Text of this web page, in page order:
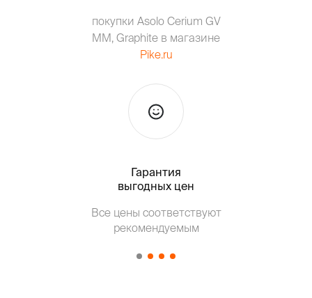
покупки Asolo Cerium GV
MM, Graphite в магазине
Pike.ru
Гарантия
выгодных цен
Все цены соответствуют
рекомендуемым